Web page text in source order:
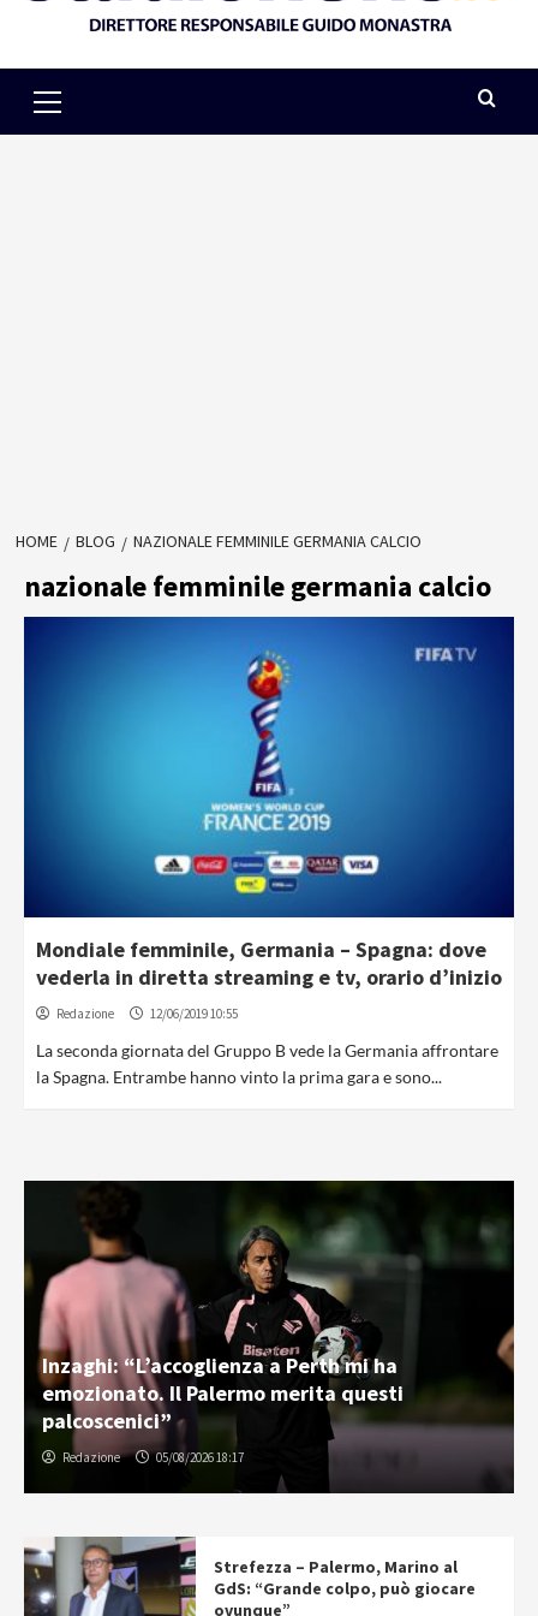
Menu
HOME BLOG NAZIONALE FEMMINILE GERMANIA CALCIO
nazionale femminile germania calcio
Mondiale femminile, Germania – Spagna: dove
vederla in diretta streaming e tv, orario d’inizio
Redazione 12/06/2019 10:55
La seconda giornata del Gruppo B vede la Germania affrontare
la Spagna. Entrambe hanno vinto la prima gara e sono...
Inzaghi: “L’accoglienza a Perth mi ha
emozionato. Il Palermo merita questi
palcoscenici”
Redazione 05/08/2026 18:17
Strefezza – Palermo, Marino al
GdS: “Grande colpo, può giocare
ovunque”